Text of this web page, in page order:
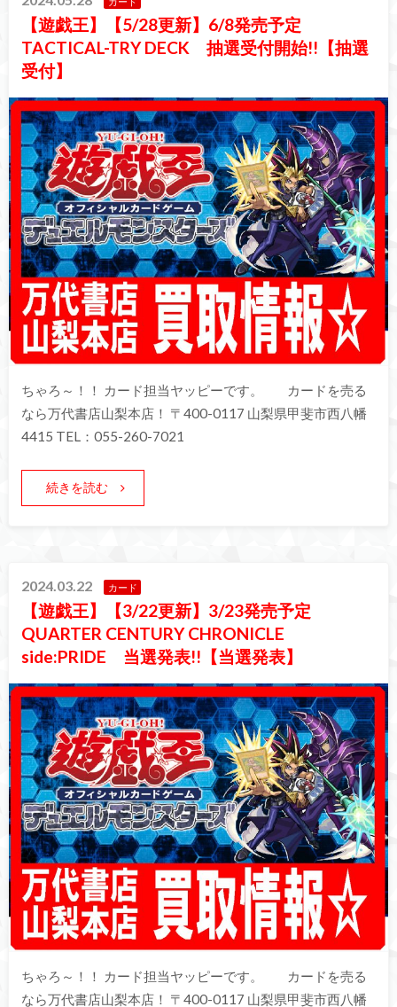
【遊戯王】【5/28更新】6/8発売予定
TACTICAL-TRY DECK 抽選受付開始!!【抽選
受付】
ちゃろ～！！ カード担当ヤッピーです。 カードを売る
なら万代書店山梨本店！ 〒400-0117 山梨県甲斐市西八幡
4415 TEL：055-260-7021
続きを読む
2024.03.22 カード
【遊戯王】【3/22更新】3/23発売予定
QUARTER CENTURY CHRONICLE
side:PRIDE 当選発表!!【当選発表】
ちゃろ～！！ カード担当ヤッピーです。 カードを売る
なら万代書店山梨本店！ 〒400-0117 山梨県甲斐市西八幡